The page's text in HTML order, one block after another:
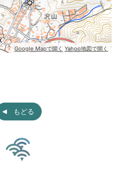
Google Mapで開く Yahoo地図で開く
もどる